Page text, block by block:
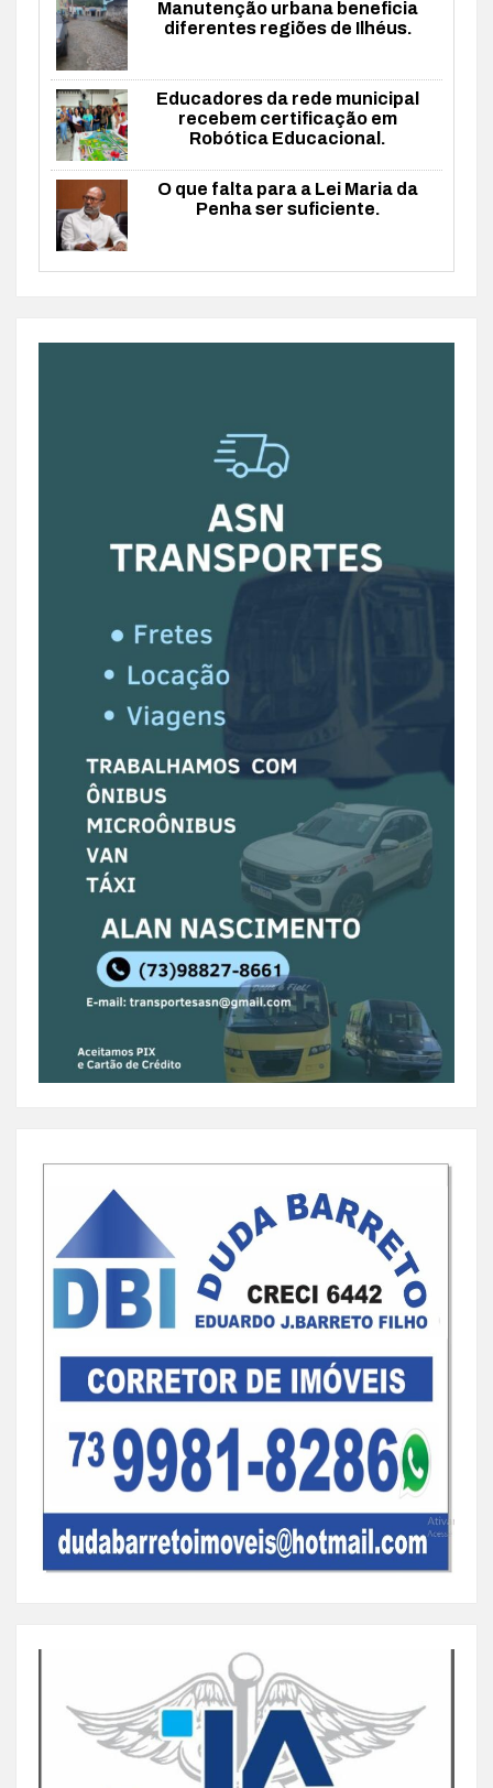
Manutenção urbana beneficia
diferentes regiões de Ilhéus.
Educadores da rede municipal
recebem certificação em
Robótica Educacional.
O que falta para a Lei Maria da
Penha ser suficiente.